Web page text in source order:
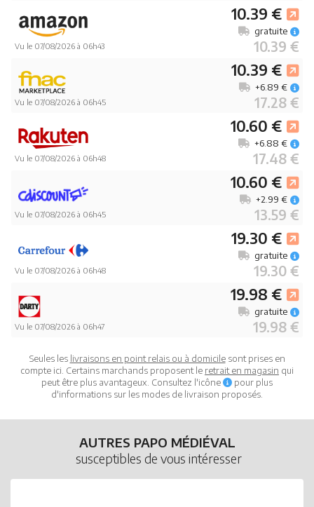
Vu le 07/08/2026 à 06h43
10.39 €
10.39 €
gratuite
Vu le 07/08/2026 à 06h45
10.39 €
17.28 €
+6.89 €
Vu le 07/08/2026 à 06h48
10.60 €
17.48 €
+6.88 €
Vu le 07/08/2026 à 06h45
10.60 €
13.59 €
+2.99 €
Vu le 07/08/2026 à 06h48
19.30 €
19.30 €
gratuite
Vu le 07/08/2026 à 06h47
19.98 €
19.98 €
gratuite
Seules les livraisons en point relais ou à domicilesont prises en
compte ici. Certains marchands proposent le retrait en magasin qui
peut être plus avantageux. Consultez l'icône
pour plus
d'informations sur les modes de livraison proposés.
AUTRES PAPO MÉDIÉVAL
susceptibles de vous intéresser